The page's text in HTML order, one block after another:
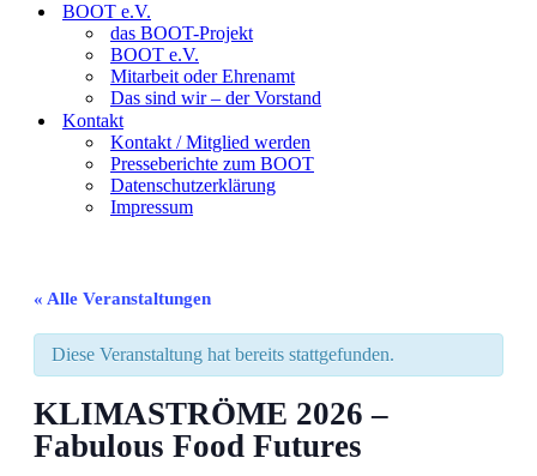
BOOT e.V.
das BOOT-Projekt
BOOT e.V.
Mitarbeit oder Ehrenamt
Das sind wir – der Vorstand
Kontakt
Kontakt / Mitglied werden
Presseberichte zum BOOT
Datenschutzerklärung
Impressum
« Alle Veranstaltungen
Diese Veranstaltung hat bereits stattgefunden.
KLIMASTRÖME 2026 –
Fabulous Food Futures